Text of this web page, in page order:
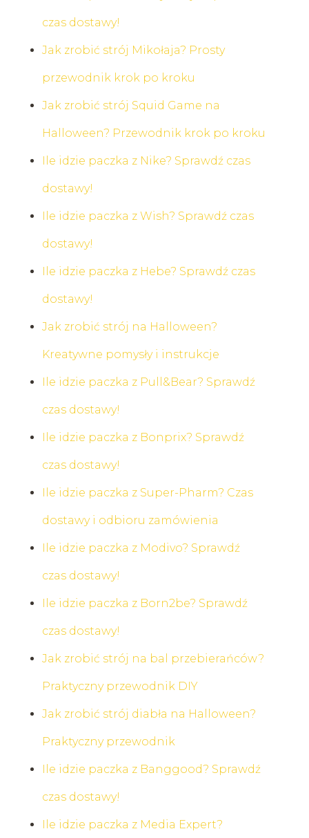
czas dostawy!
Jak zrobić strój Mikołaja? Prosty
przewodnik krok po kroku
Jak zrobić strój Squid Game na
Halloween? Przewodnik krok po kroku
Ile idzie paczka z Nike? Sprawdź czas
dostawy!
Ile idzie paczka z Wish? Sprawdź czas
dostawy!
Ile idzie paczka z Hebe? Sprawdź czas
dostawy!
Jak zrobić strój na Halloween?
Kreatywne pomysły i instrukcje
Ile idzie paczka z Pull&Bear? Sprawdź
czas dostawy!
Ile idzie paczka z Bonprix? Sprawdź
czas dostawy!
Ile idzie paczka z Super-Pharm? Czas
dostawy i odbioru zamówienia
Ile idzie paczka z Modivo? Sprawdź
czas dostawy!
Ile idzie paczka z Born2be? Sprawdź
czas dostawy!
Jak zrobić strój na bal przebierańców?
Praktyczny przewodnik DIY
Jak zrobić strój diabła na Halloween?
Praktyczny przewodnik
Ile idzie paczka z Banggood? Sprawdź
czas dostawy!
Ile idzie paczka z Media Expert?